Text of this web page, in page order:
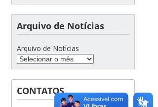
Arquivo de Notícias
Arquivo de Notícias
CONTATOS